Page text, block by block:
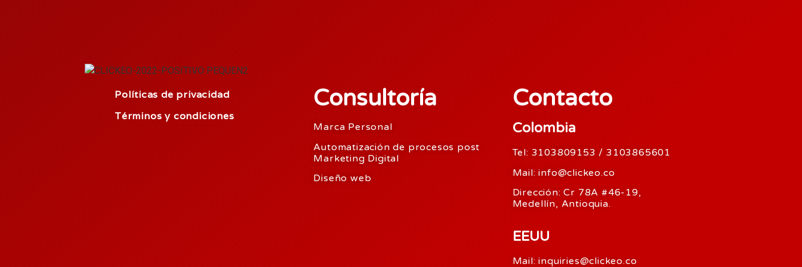
Políticas de privacidad
Términos y condiciones
Consultoría
Marca Personal
Automatización de procesos post
Marketing Digital
Diseño web
Contacto
Colombia
Tel: 3103809153 / 3103865601
Mail: info@clickeo.co
Dirección: Cr 78A #46-19,
Medellín, Antioquia.
EEUU
Mail: inquiries@clickeo.co